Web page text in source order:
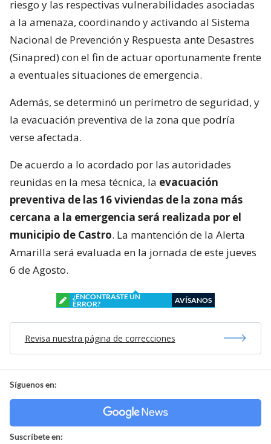
riesgo y las respectivas vulnerabilidades asociadas
a la amenaza, coordinando y activando al Sistema
Nacional de Prevención y Respuesta ante Desastres
(Sinapred) con el fin de actuar oportunamente frente
a eventuales situaciones de emergencia.
Además, se determinó un perímetro de seguridad, y
la evacuación preventiva de la zona que podría
verse afectada.
De acuerdo a lo acordado por las autoridades
reunidas en la mesa técnica, la evacuación
preventiva de las 16 viviendas de la zona más
cercana a la emergencia será realizada por el
municipio de Castro. La mantención de la Alerta
Amarilla será evaluada en la jornada de este jueves
6 de Agosto.
¿ENCONTRASTE UN
ERROR?
AVÍSANOS
Revisa nuestra página de correcciones
Síguenos en:
Suscríbete en: